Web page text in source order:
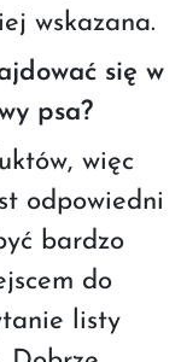
wskazana.
się w
psa?
więc
odpowiedni
bardzo
do
listy